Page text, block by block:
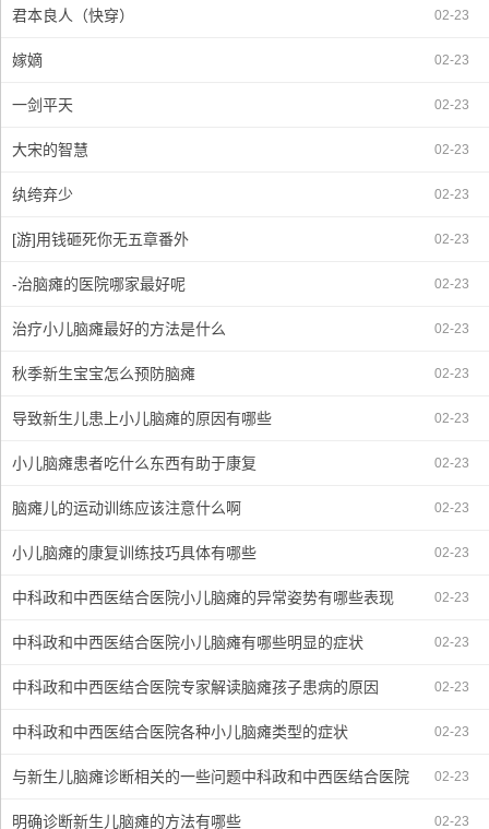
君本良人（快穿） 02-23
嫁嫡 02-23
一剑平天 02-23
大宋的智慧 02-23
纨绔弃少 02-23
[游]用钱砸死你无五章番外 02-23
-治脑瘫的医院哪家最好呢 02-23
治疗小儿脑瘫最好的方法是什么 02-23
秋季新生宝宝怎么预防脑瘫 02-23
导致新生儿患上小儿脑瘫的原因有哪些 02-23
小儿脑瘫患者吃什么东西有助于康复 02-23
脑瘫儿的运动训练应该注意什么啊 02-23
小儿脑瘫的康复训练技巧具体有哪些 02-23
中科政和中西医结合医院小儿脑瘫的异常姿势有哪些表现 02-23
中科政和中西医结合医院小儿脑瘫有哪些明显的症状 02-23
中科政和中西医结合医院专家解读脑瘫孩子患病的原因 02-23
中科政和中西医结合医院各种小儿脑瘫类型的症状 02-23
与新生儿脑瘫诊断相关的一些问题中科政和中西医结合医院 02-23
明确诊断新生儿脑瘫的方法有哪些 02-23